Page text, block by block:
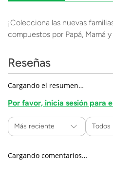
¡Colecciona las nuevas
compuestos por Papá, Mamá
Reseñas
Cargando el resumen…
Por favor, inicia sesión para
Más reciente Todos
Cargando comentarios…